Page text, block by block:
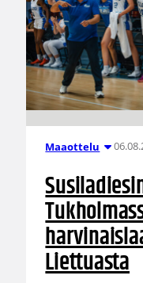
Maaottelu
Liettuasta